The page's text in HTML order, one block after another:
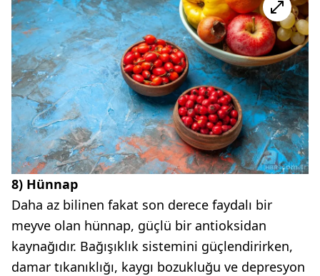
8) Hünnap
Daha az bilinen fakat son derece faydalı bir
meyve olan hünnap, güçlü bir antioksidan
kaynağıdır. Bağışıklık sistemini güçlendirirken,
damar tıkanıklığı, kaygı bozukluğu ve depresyon